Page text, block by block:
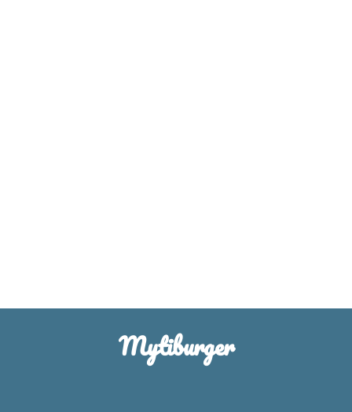
Mytiburger